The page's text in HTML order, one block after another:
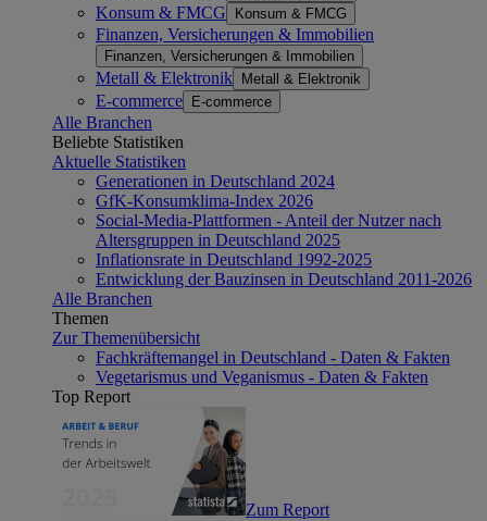
Konsum & FMCG Konsum & FMCG
Finanzen, Versicherungen & Immobilien
Finanzen, Versicherungen & Immobilien
Metall & Elektronik Metall & Elektronik
E-commerce E-commerce
Alle Branchen
Beliebte Statistiken
Aktuelle Statistiken
Generationen in Deutschland 2024
GfK-Konsumklima-Index 2026
Social-Media-Plattformen - Anteil der Nutzer nach
Altersgruppen in Deutschland 2025
Inflationsrate in Deutschland 1992-2025
Entwicklung der Bauzinsen in Deutschland 2011-2026
Alle Branchen
Themen
Zur Themenübersicht
Fachkräftemangel in Deutschland - Daten & Fakten
Vegetarismus und Veganismus - Daten & Fakten
Top Report
Zum Report